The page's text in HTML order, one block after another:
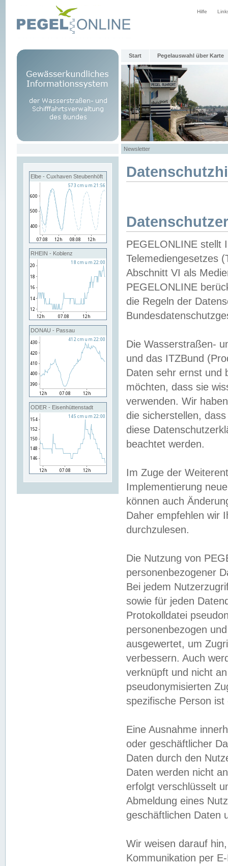
Hilfe
Start Pegelauswahl über Karte
Newsletter
Elbe - Cuxhaven Steubenhöft
RHEIN - Koblenz
DONAU - Passau
ODER - Eisenhüttenstadt
PEGELONLINE stellt
Telemediengesetzes
Abschnitt VI als
PEGELONLINE
die Regeln der
Die Wasserstraßen-
und das ITZBund
Daten sehr ernst und
möchten, dass sie
verwenden. Wir
die sicherstellen,
diese
beachtet werden.
Im Zuge der
Implementierung
können auch
Daher empfehlen wir
durchzulesen.
Die Nutzung von
personenbezogener
Bei jedem
sowie für jeden
Protokolldatei
personenbezogen
ausgewertet, um
verbessern. Auch
verknüpft und nicht
pseudonymisierten
spezifische Person
Eine Ausnahme
oder geschäftlicher
Daten durch den
Daten werden nicht
erfolgt verschlüsselt
Abmeldung eines
geschäftlichen Daten
Wir weisen darauf
Kommunikation per